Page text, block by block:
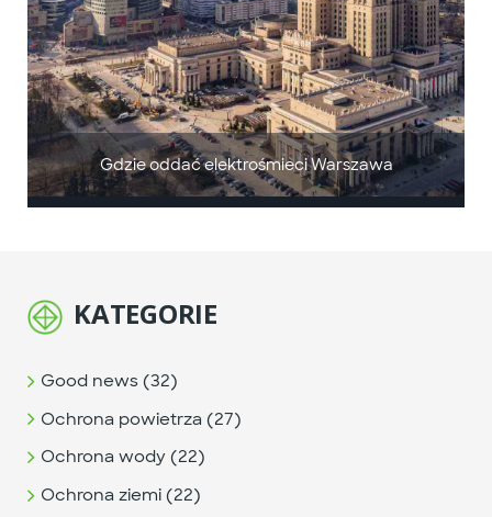
Gdzie oddać elektrośmieci Warszawa
KATEGORIE
Good news (32)
Ochrona powietrza (27)
Ochrona wody (22)
Ochrona ziemi (22)